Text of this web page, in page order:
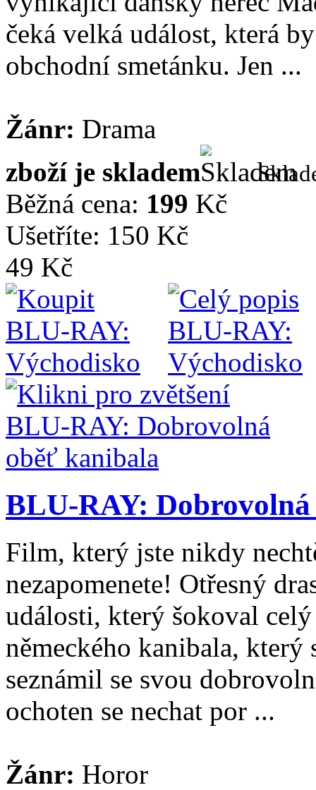
čeká velká událost, která
obchodní smetánku. Jen ...
Žánr: Drama
zboží je skladem
Běžná cena: 199 Kč
Ušetříte: 150 Kč
49 Kč
BLU-RAY:
Film, který jste nikdy
nezapomenete! Otřesný
události, který šokoval
německého kanibala, který
seznámil se svou
ochoten se nechat por ...
Žánr: Horor